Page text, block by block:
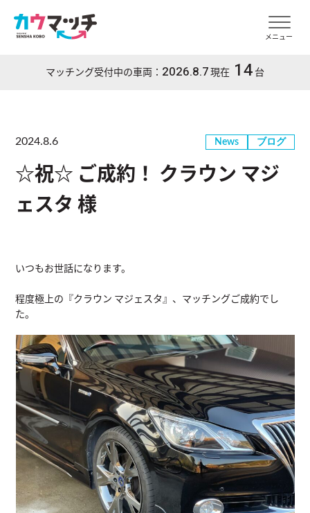
メニュー
マッチング受付中の車両： 2026.8.7現在 14 台
2024.8.6 News ブログ
☆祝☆ ご成約！ クラウン マジ
ェスタ 様
いつもお世話になります。
程度極上の『クラウン マジェスタ』、マッチングご成約でし
た。